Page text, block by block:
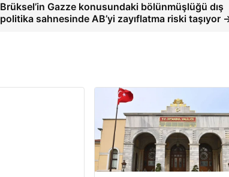
Brüksel’in Gazze konusundaki bölünmüşlüğü dış
politika sahnesinde AB’yi zayıflatma riski taşıyor